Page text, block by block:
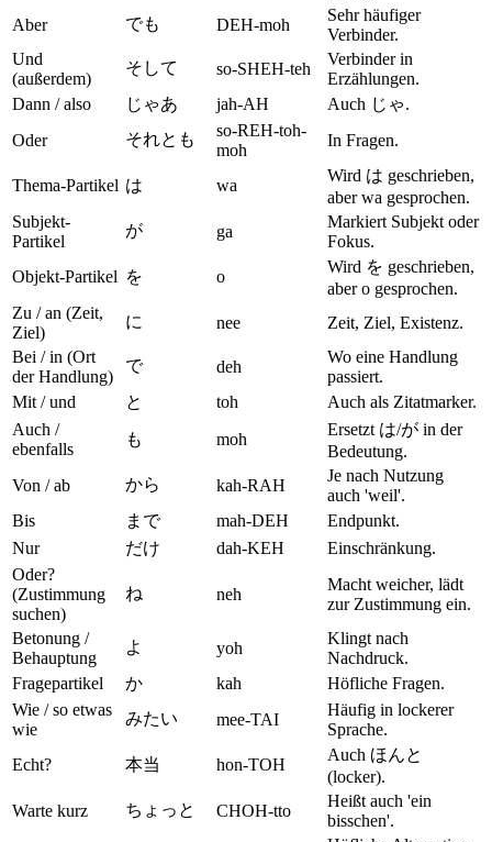
Aber
でも DEH-moh
Sehr häufiger
Verbinder.
Und
(außerdem)
そして so-SHEH-teh
Verbinder in
Erzählungen.
Dann / also
じゃあ jah-AH
Auch じゃ.
Oder
それとも
so-REH-toh-
moh
In Fragen.
Thema-Partikel は wa
Wird は geschrieben,
aber wa gesprochen.
Subjekt-
Partikel
が ga
Markiert Subjekt oder
Fokus.
Objekt-Partikel を o
Wird を geschrieben,
aber o gesprochen.
Zu / an (Zeit,
Ziel)
に nee
Zeit, Ziel, Existenz.
Bei / in (Ort
der Handlung)
で deh
Wo eine Handlung
passiert.
Mit / und
と toh
Auch als Zitatmarker.
Auch /
ebenfalls
も moh
Ersetzt は/が in der
Bedeutung.
Von / ab
から kah-RAH
Je nach Nutzung
auch 'weil'.
Bis
まで mah-DEH
Endpunkt.
Nur
だけ dah-KEH
Einschränkung.
Oder?
(Zustimmung
suchen)
ね neh
Macht weicher, lädt
zur Zustimmung ein.
Betonung /
Behauptung
よ yoh
Klingt nach
Nachdruck.
Fragepartikel
か kah
Höfliche Fragen.
Wie / so etwas
wie
みたい mee-TAI
Häufig in lockerer
Sprache.
Echt?
本当 hon-TOH
Auch ほんと
(locker).
Warte kurz
ちょっと CHOH-tto
Heißt auch 'ein
bisschen'.